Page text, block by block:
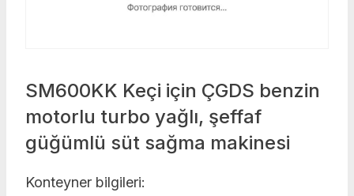
SM600KK Keçi için ÇGDS benzin
motorlu turbo yağlı, şeffaf
güğümlü süt sağma makinesi
Konteyner bilgileri: